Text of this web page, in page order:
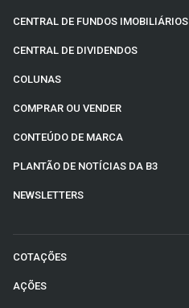
CENTRAL DE FUNDOS IMOBILIÁRIOS
CENTRAL DE DIVIDENDOS
COLUNAS
COMPRAR OU VENDER
CONTEÚDO DE MARCA
PLANTÃO DE NOTÍCIAS DA B3
NEWSLETTERS
COTAÇÕES
AÇÕES